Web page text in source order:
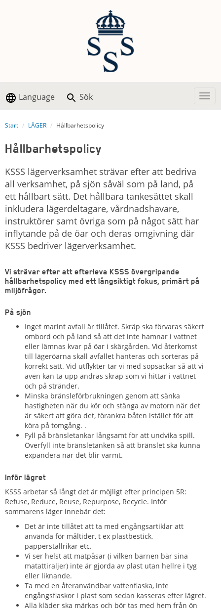
Language Sök
Start LÄGER Hållbarhetspolicy
Hållbarhetspolicy
KSSS lägerverksamhet strävar efter att bedriva
all verksamhet, på sjön såväl som på land, på
ett hållbart sätt. Det hållbara tankesättet skall
inkludera lägerdeltagare, vårdnadshavare,
instruktörer samt övriga som på något sätt har
inflytande på de öar och deras omgivning där
KSSS bedriver lägerverksamhet.
Vi strävar efter att efterleva KSSS övergripande
hållbarhetspolicy med ett långsiktigt fokus, primärt på
miljöfrågor.
På sjön
Inget marint avfall är tillåtet. Skräp ska förvaras säkert
ombord och på land så att det inte hamnar i vattnet
eller lämnas kvar på öar i skärgården. Vid återkomst
till lägeröarna skall avfallet hanteras och sorteras på
korrekt sätt. Vid utflykter tar vi med sopsäckar så att vi
även kan ta upp andras skräp som vi hittar i vattnet
och på stränder.
Minska bränsleförbrukningen genom att sänka
hastigheten när du kör och stänga av motorn när det
är säkert att göra det, förankra båten istället för att
köra på tomgång. .
Fyll på bränsletankar långsamt för att undvika spill.
Överfyll inte bränsletanken så att bränslet ska kunna
expandera när det blir varmt.
Inför lägret
KSSS arbetar så långt det är möjligt efter principen 5R:
Refuse, Reduce, Reuse, Repurpose, Recycle. Inför
sommarens läger innebär det:
Det är inte tillåtet att ta med engångsartiklar att
använda för måltider, t ex plastbestick,
papperstallrikar etc.
Vi ser helst att matpåsar (i vilken barnen bär sina
matattiraljer) inte är gjorda av plast utan hellre i tyg
eller liknande.
Ta med en återanvändbar vattenflaska, inte
engångsflaskor i plast som sedan kasseras efter lägret.
Alla kläder ska märkas och bör tas med hem från ön